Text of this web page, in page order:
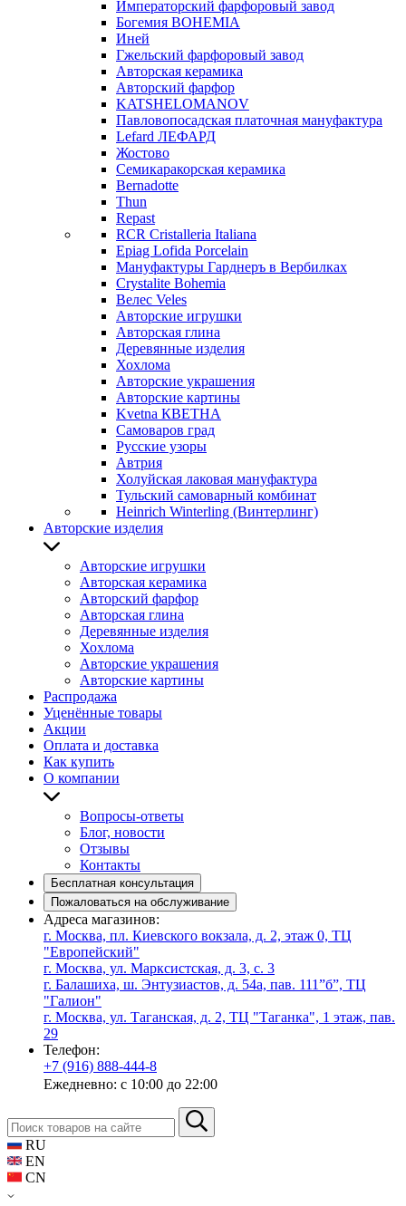
Императорский фарфоровый завод
Богемия BOHEMIA
Иней
Гжельский фарфоровый завод
Авторская керамика
Авторский фарфор
KATSHELOMANOV
Павловопосадская платочная мануфактура
Lefard ЛЕФАРД
Жостово
Семикаракорская керамика
Bernadotte
Thun
Repast
RCR Cristalleria Italiana
Epiag Lofida Porcelain
Мануфактуры Гарднеръ в Вербилках
Crystalite Bohemia
Велес Veles
Авторские игрушки
Авторская глина
Деревянные изделия
Хохлома
Авторские украшения
Авторские картины
Kvetna КВЕТНА
Самоваров град
Русские узоры
Автрия
Холуйская лаковая мануфактура
Тульский самоварный комбинат
Heinrich Winterling (Винтерлинг)
Авторские изделия
Авторские игрушки
Авторская керамика
Авторский фарфор
Авторская глина
Деревянные изделия
Хохлома
Авторские украшения
Авторские картины
Распродажа
Уценённые товары
Акции
Оплата и доставка
Как купить
О компании
Вопросы-ответы
Блог, новости
Отзывы
Контакты
Бесплатная консультация
Пожаловаться на обслуживание
Адреса магазинов:
г. Москва, пл. Киевского вокзала, д. 2, этаж 0, ТЦ
"Европейский"
г. Москва, ул. Марксистская, д. 3, с. 3
г. Балашиха, ш. Энтузиастов, д. 54а, пав. 111”б”, ТЦ
"Галион"
г. Москва, ул. Таганская, д. 2, ТЦ "Таганка", 1 этаж, пав.
29
Телефон:
+7 (916) 888-444-8
Ежедневно: с 10:00 до 22:00
RU
EN
CN